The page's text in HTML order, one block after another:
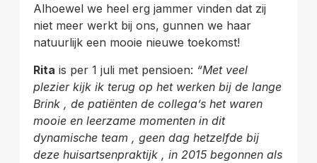
Alhoewel we heel erg jammer vinden dat zij
niet meer werkt bij ons, gunnen we haar
natuurlijk een mooie nieuwe toekomst!
Rita is per 1 juli met pensioen: “Met veel
plezier kijk ik terug op het werken bij de lange
Brink , de patiënten de collega’s het waren
mooie en leerzame momenten in dit
dynamische team , geen dag hetzelfde bij
deze huisartsenpraktijk , in 2015 begonnen als